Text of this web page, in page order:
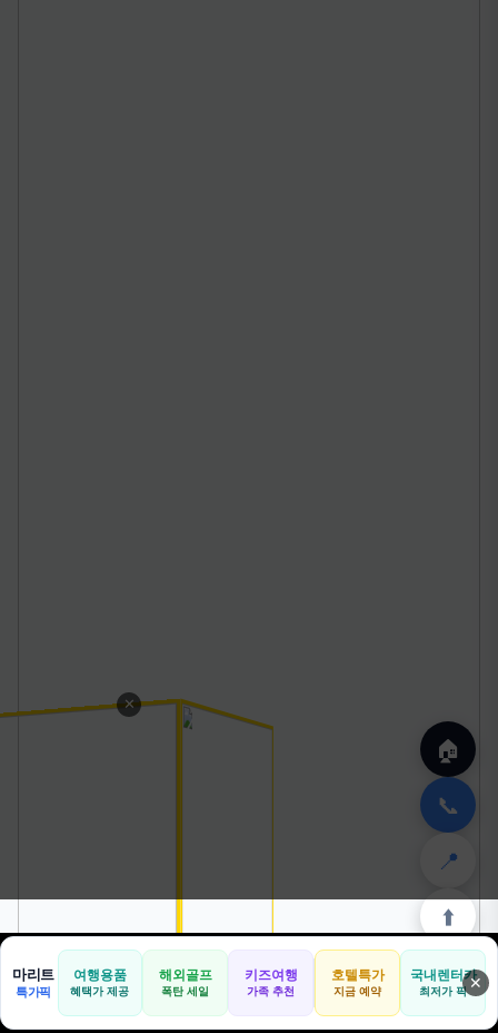
🏠
✈️
공항
⛳
골프
📋
🛒
쿠팡
🎁
테무
🏠
📞
📍
⬆️
🏠 📝
견적 커뮤니티
🚐
기사등록
🛒
아마존
✕
마리트
특가픽
여행용품
혜택가 제공
해외골프
폭탄 세일
키즈여행
가족 추천
호텔특가
지금 예약
국내렌터카
최저가 픽 ✕